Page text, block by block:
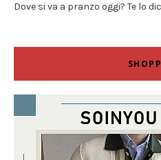
Dove si va a pranzo oggi? Te lo